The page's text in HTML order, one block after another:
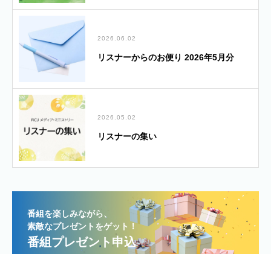
2026.06.02
リスナーからのお便り 2026年5月分
2026.05.02
リスナーの集い
番組を楽しみながら、
素敵なプレゼントをゲット！
番組プレゼント申込